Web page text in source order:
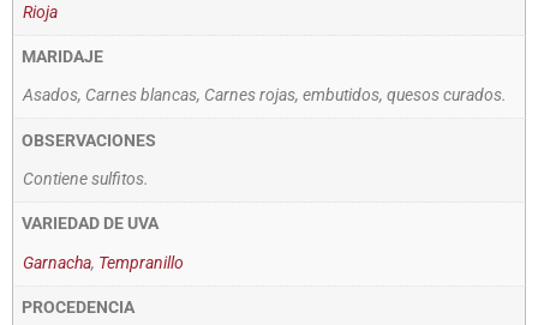
Rioja
MARIDAJE
Asados, Carnes blancas, Carnes rojas, embutidos, quesos curados.
OBSERVACIONES
Contiene sulfitos.
VARIEDAD DE UVA
Garnacha, Tempranillo
PROCEDENCIA